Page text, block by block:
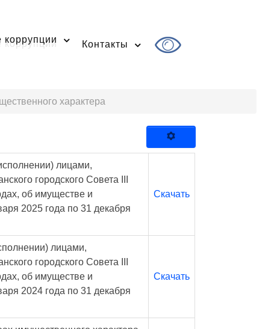
коррупции Контакты
характера
лицами,
городского Совета III
об имуществе и
2025 года по 31 декабря
Скачать
лицами,
городского Совета III
об имуществе и
2024 года по 31 декабря
Скачать